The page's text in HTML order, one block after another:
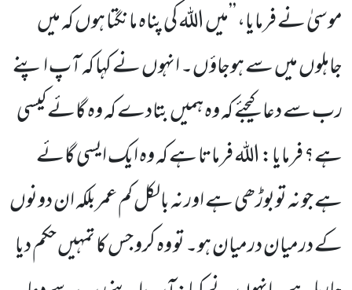
موسیٰ نے فرمایا، ’’میں اللہ کی پناہ مانگتا ہوں کہ میں
جاہلوں میں سے ہوجاؤں۔ انہوں نے کہا کہ آپ اپنے
رب سے دعا کیجئے کہ وہ ہمیں بتادے کہ وہ گائے کیسی
ہے؟ فرمایا: اللہ فرماتا ہے کہ وہ ایک ایسی گائے
ہے جو نہ توبوڑھی ہے اور نہ بالکل کم عمربلکہ ان دونوں
کے درمیان درمیان ہو۔ تو وہ کرو جس کا تمہیں حکم دیا